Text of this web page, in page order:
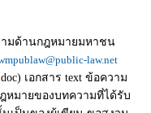
มด้านกฎหมายมหาชน
law.net
เอกสาร text ข้อความ
มายของบทความที่ได้รับ